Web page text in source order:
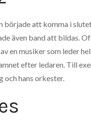
började att komma i
även band att bildas.
en musiker som leder
efter ledaren. Till
och hans orkester.